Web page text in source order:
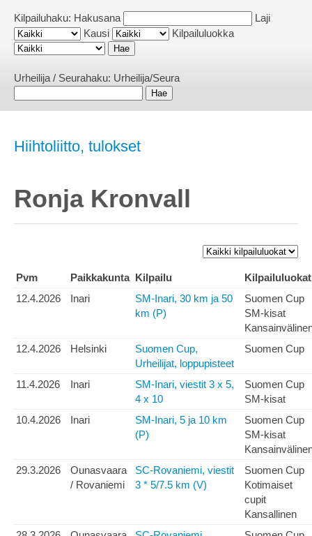
Kilpailuhaku: Hakusana
Laji
Kausi
Kilpailuluokka
Urheilija / Seurahaku: Urheilija/Seura
Hiihtoliitto, tulokset
Ronja Kronvall
Pvm Paikkakunta Kilpailu
Kilpailuluokat
12.4.2026
Inari
SM-Inari, 30 km ja 50
km (P)
Suomen Cup
SM-kisat
12.4.2026
Helsinki
Suomen Cup,
Urheilijat, loppupisteet
Suomen Cup
11.4.2026 Inari
SM-Inari, viestit 3 x 5,
4 x 10
Suomen Cup
SM-kisat
10.4.2026
Inari
SM-Inari, 5 ja 10 km
(P)
Suomen Cup
SM-kisat
29.3.2026
Ounasvaara
/ Rovaniemi
SC-Rovaniemi, viestit
3 * 5/7.5 km (V)
Suomen Cup
Kotimaiset
cupit
Kansallinen